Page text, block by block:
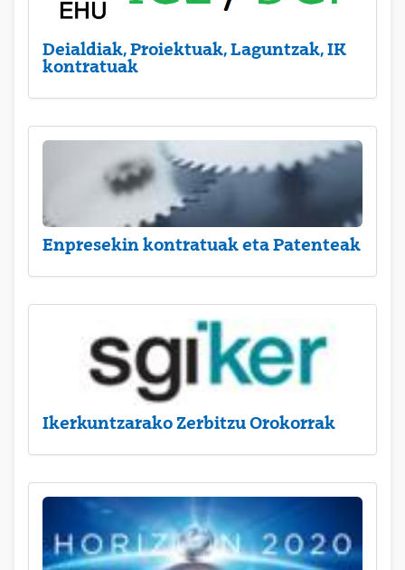
Deialdiak, Proiektuak, Laguntzak, IK
kontratuak
Enpresekin kontratuak eta Patenteak
Ikerkuntzarako Zerbitzu Orokorrak